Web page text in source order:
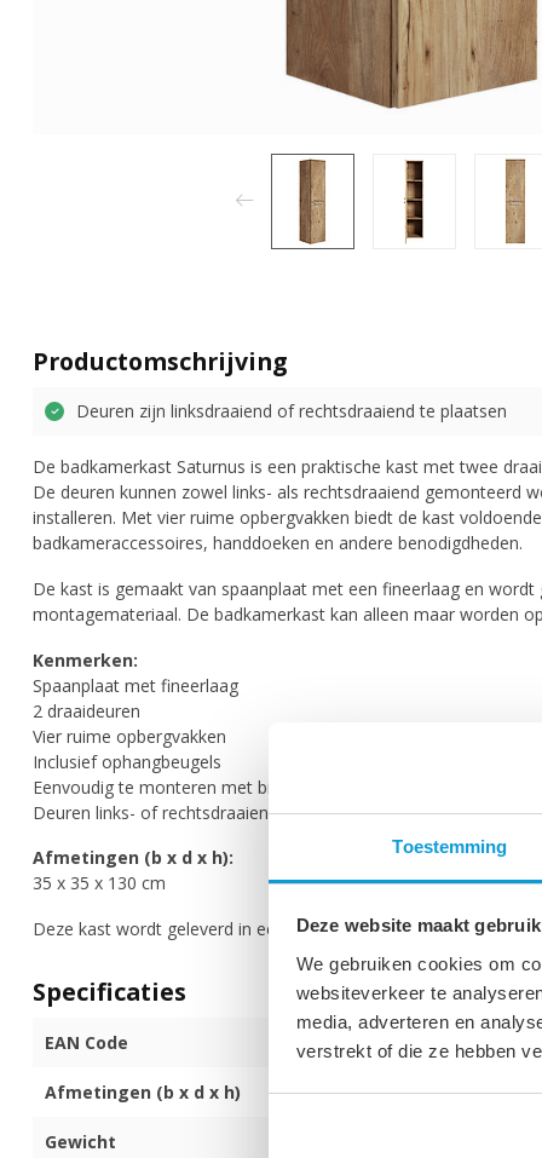
Toestemming
Deze website maakt
We gebruiken cookies om
websiteverkeer te
media, adverteren en
verstrekt of die ze hebben
Productomschrijving
Deuren zijn linksdraaiend of rechtsdraaiend te plaatsen
De badkamerkast Saturnus is een praktische kast met twee
De deuren kunnen zowel links- als rechtsdraaiend gemonteerd
installeren. Met vier ruime opbergvakken biedt de kast
badkameraccessoires, handdoeken en andere benodigdheden.
De kast is gemaakt van spaanplaat met een fineerlaag en
montagemateriaal. De badkamerkast kan alleen maar worden
Kenmerken:
Spaanplaat met fineerlaag
2 draaideuren
Vier ruime opbergvakken
Inclusief ophangbeugels
Eenvoudig te monteren met bijgeleverd montagemateriaal
Deuren links- of rechtsdraaiend te monteren
Afmetingen (b x d x h):
35 x 35 x 130 cm
Deze kast wordt geleverd in een doos met een duidelijke
Specificaties
EAN Code
Afmetingen (b x d x h) 35 x 35 x 130
Gewicht